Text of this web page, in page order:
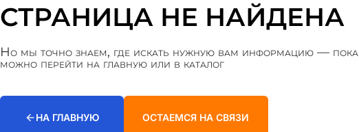
СТРАНИЦА НЕ НАЙДЕНА
Но мы точно знаем, где искать нужную вам информацию — пока
можно перейти на главную или в каталог
НА ГЛАВНУЮ ОСТАЕМСЯ НА СВЯЗИ